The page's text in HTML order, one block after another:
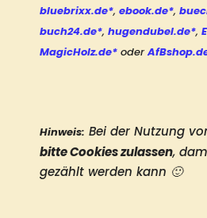
bluebrixx.de*, ebook.de*,
buch24.de*, hugendubel.de*,
MagicHolz.de* oder
Hinweis:
bitte Cookies zulassen,
gezählt werden kann 🙂